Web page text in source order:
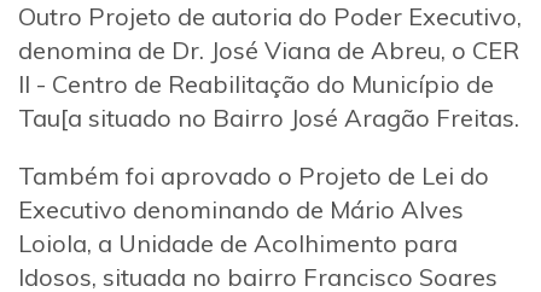
Outro Projeto de autoria do Poder Executivo,
denomina de Dr. José Viana de Abreu, o CER
II - Centro de Reabilitação do Município de
Tau[a situado no Bairro José Aragão Freitas.
Também foi aprovado o Projeto de Lei do
Executivo denominando de Mário Alves
Loiola, a Unidade de Acolhimento para
Idosos, situada no bairro Francisco Soares